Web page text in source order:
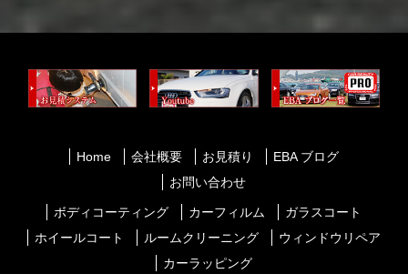
Home 会社概要 お見積り
EBA ブログ
お問い合わせ
ボディコーティング カーフィルム
ガラスコート
ホイールコート
ルームクリーニング
ウィンドウリペア
カーラッピング